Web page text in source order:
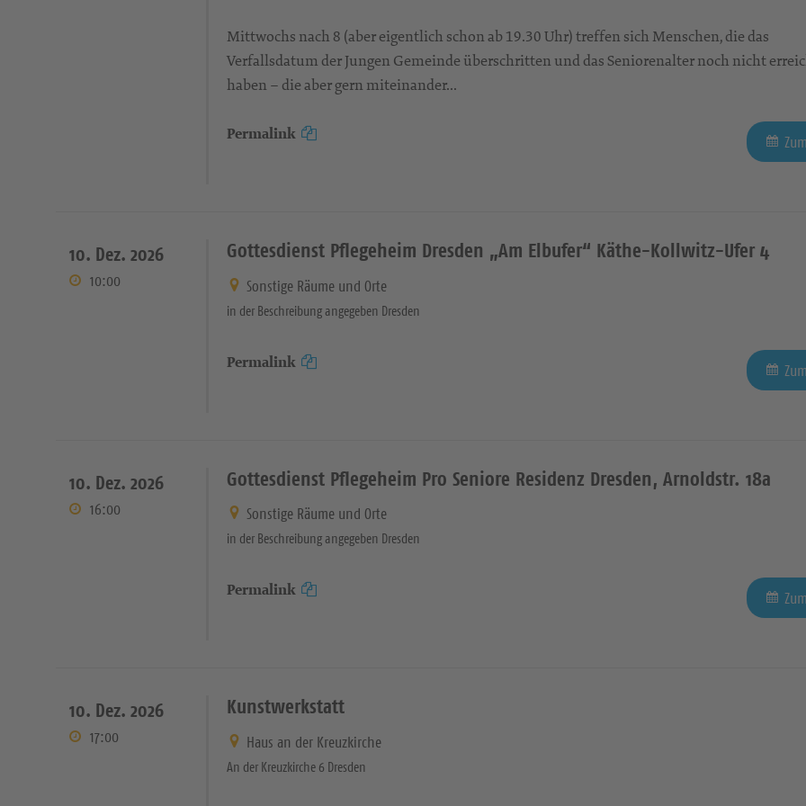
Mittwochs nach 8 (aber eigentlich schon ab 19.30 Uhr) treffen sich Menschen, die das
Verfallsdatum der Jungen Gemeinde überschritten und das Seniorenalter noch nicht
haben – die aber gern miteinander...
Permalink
10. Dez. 2026
10:00
Gottesdienst Pflegeheim Dresden „Am Elbufer“ Käthe-Kollwitz-Ufer 4
Sonstige Räume und Orte
in der Beschreibung angegeben Dresden
Permalink
10. Dez. 2026
16:00
Gottesdienst Pflegeheim Pro Seniore Residenz Dresden, Arnoldstr. 18a
Sonstige Räume und Orte
in der Beschreibung angegeben Dresden
Permalink
10. Dez. 2026
17:00
Kunstwerkstatt
Haus an der Kreuzkirche
An der Kreuzkirche 6 Dresden